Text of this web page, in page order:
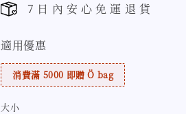
7 日 內 安 心 免 運 退 貨
適用優惠
消費滿 5000 即贈 Ö bag
大小